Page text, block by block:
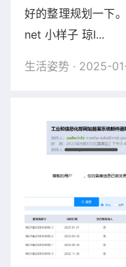
好的整理规划一下。 自打2020年将下列域名： xyzi.
net 小样子 琼I...
生活姿势 · 2025-